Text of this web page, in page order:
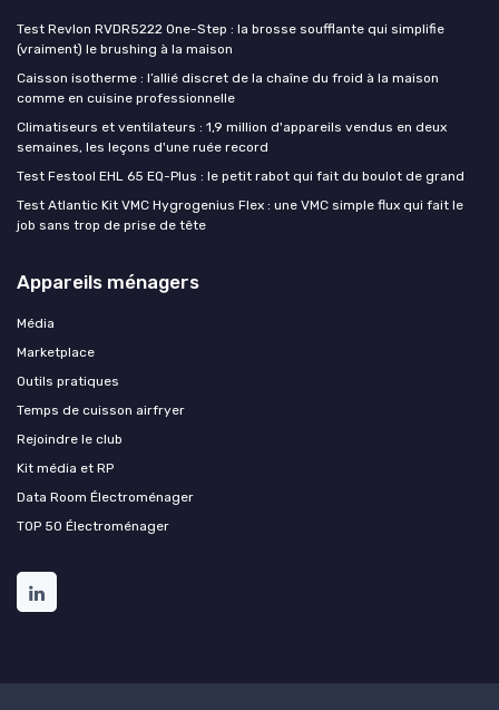
Test Revlon RVDR5222 One-Step : la brosse soufflante qui simplifie
(vraiment) le brushing à la maison
Caisson isotherme : l’allié discret de la chaîne du froid à la maison
comme en cuisine professionnelle
Climatiseurs et ventilateurs : 1,9 million d'appareils vendus en deux
semaines, les leçons d'une ruée record
Test Festool EHL 65 EQ-Plus : le petit rabot qui fait du boulot de grand
Test Atlantic Kit VMC Hygrogenius Flex : une VMC simple flux qui fait le
job sans trop de prise de tête
Appareils ménagers
Média
Marketplace
Outils pratiques
Temps de cuisson airfryer
Rejoindre le club
Kit média et RP
Data Room Électroménager
TOP 50 Électroménager